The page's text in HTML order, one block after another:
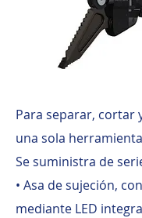
Para separar, cortar
una sola
Se suministra de
• Asa de sujeción,
mediante LED